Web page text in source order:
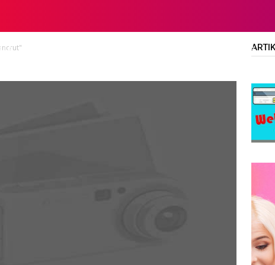
SMA/SMK/SLTA